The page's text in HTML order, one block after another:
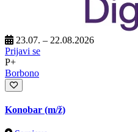
23.07. – 22.08.2026
Prijavi se
P+
Borbono
Konobar (m/ž)